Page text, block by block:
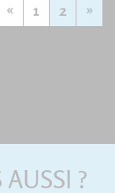
« 1 2 »
?